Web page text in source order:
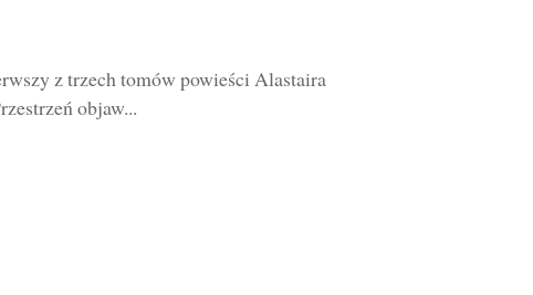
z trzech tomów powieści Alastaira
objaw...